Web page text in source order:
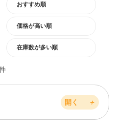
おすすめ順
価格が高い順
在庫数が多い順
開く ＋